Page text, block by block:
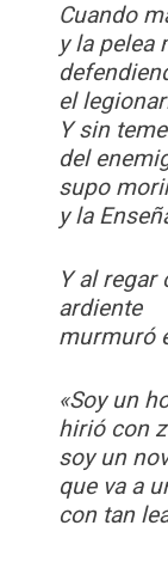
Cuando
y la pelea
el
Y sin
del
supo
y la
Y al regar
ardiente
murmuró
«Soy un
hirió con
soy un
que va a
con tan